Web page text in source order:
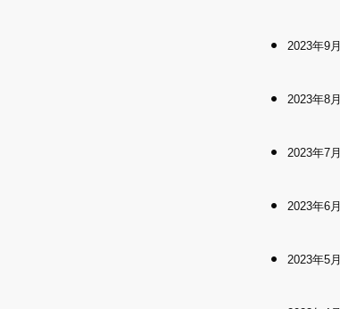
2023年9月
2023年8月
2023年7月
2023年6月
2023年5月